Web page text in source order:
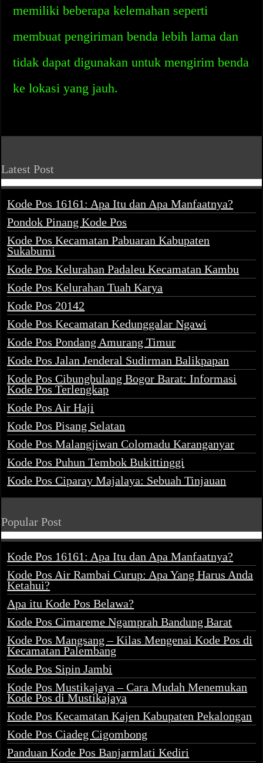
memiliki beberapa kelemahan seperti
membuat pengiriman benda lebih lama dan
tidak dapat digunakan untuk mengirim benda
ke lokasi yang jauh.
Latest Post
Kode Pos 16161: Apa Itu dan Apa Manfaatnya?
Pondok Pinang Kode Pos
Kode Pos Kecamatan Pabuaran Kabupaten
Sukabumi
Kode Pos Kelurahan Padaleu Kecamatan Kambu
Kode Pos Kelurahan Tuah Karya
Kode Pos 20142
Kode Pos Kecamatan Kedunggalar Ngawi
Kode Pos Pondang Amurang Timur
Kode Pos Jalan Jenderal Sudirman Balikpapan
Kode Pos Cibungbulang Bogor Barat: Informasi
Kode Pos Terlengkap
Kode Pos Air Haji
Kode Pos Pisang Selatan
Kode Pos Malangjiwan Colomadu Karanganyar
Kode Pos Puhun Tembok Bukittinggi
Kode Pos Ciparay Majalaya: Sebuah Tinjauan
Popular Post
Kode Pos 16161: Apa Itu dan Apa Manfaatnya?
Kode Pos Air Rambai Curup: Apa Yang Harus Anda
Ketahui?
Apa itu Kode Pos Belawa?
Kode Pos Cimareme Ngamprah Bandung Barat
Kode Pos Mangsang – Kilas Mengenai Kode Pos di
Kecamatan Palembang
Kode Pos Sipin Jambi
Kode Pos Mustikajaya – Cara Mudah Menemukan
Kode Pos di Mustikajaya
Kode Pos Kecamatan Kajen Kabupaten Pekalongan
Kode Pos Ciadeg Cigombong
Panduan Kode Pos Banjarmlati Kediri